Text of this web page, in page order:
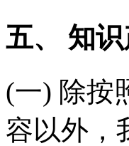
五、 知
(一) 除按
容以外，